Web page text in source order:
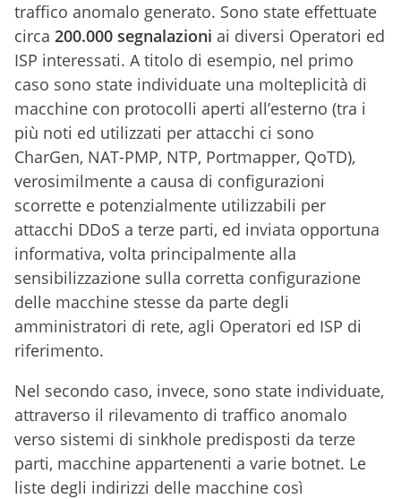
traffico anomalo generato. Sono state effettuate
circa 200.000 segnalazioni ai diversi Operatori ed
ISP interessati. A titolo di esempio, nel primo
caso sono state individuate una molteplicità di
macchine con protocolli aperti all’esterno (tra i
più noti ed utilizzati per attacchi ci sono
CharGen, NAT-PMP, NTP, Portmapper, QoTD),
verosimilmente a causa di configurazioni
scorrette e potenzialmente utilizzabili per
attacchi DDoS a terze parti, ed inviata opportuna
informativa, volta principalmente alla
sensibilizzazione sulla corretta configurazione
delle macchine stesse da parte degli
amministratori di rete, agli Operatori ed ISP di
riferimento.
Nel secondo caso, invece, sono state individuate,
attraverso il rilevamento di traffico anomalo
verso sistemi di sinkhole predisposti da terze
parti, macchine appartenenti a varie botnet. Le
liste degli indirizzi delle macchine così